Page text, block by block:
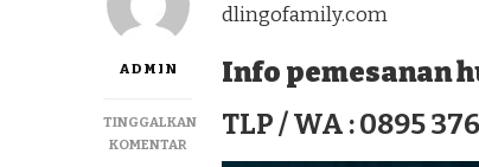
ADMIN
TINGGALKAN
KOMENTARPADA
dlingofamily.com
Info pemesanan
TLP / WA : 0895